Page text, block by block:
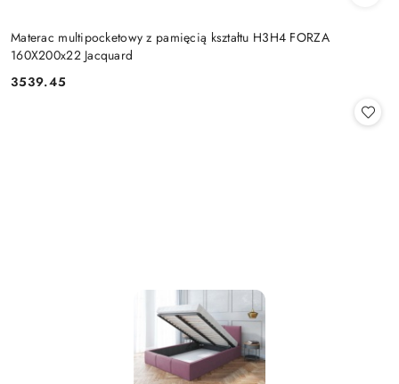
Materac multipocketowy z pamięcią kształtu H3H4 FORZA
160X200x22 Jacquard
Cena:
3539.45